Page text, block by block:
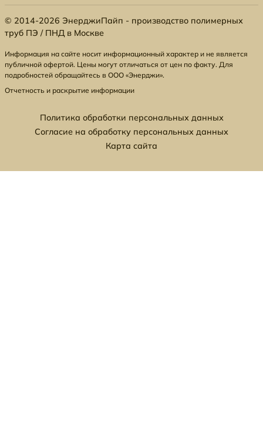
© 2014-2026 ЭнерджиПайп - производство полимерных
труб ПЭ / ПНД в Москве
Информация на сайте носит информационный характер и не является
публичной офертой. Цены могут отличаться от цен по факту. Для
подробностей обращайтесь в ООО «Энерджи».
Отчетность и раскрытие информации
Политика обработки персональных данных
Согласие на обработку персональных данных
Карта сайта